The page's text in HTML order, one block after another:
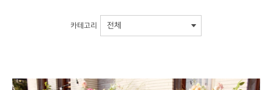
카테고리